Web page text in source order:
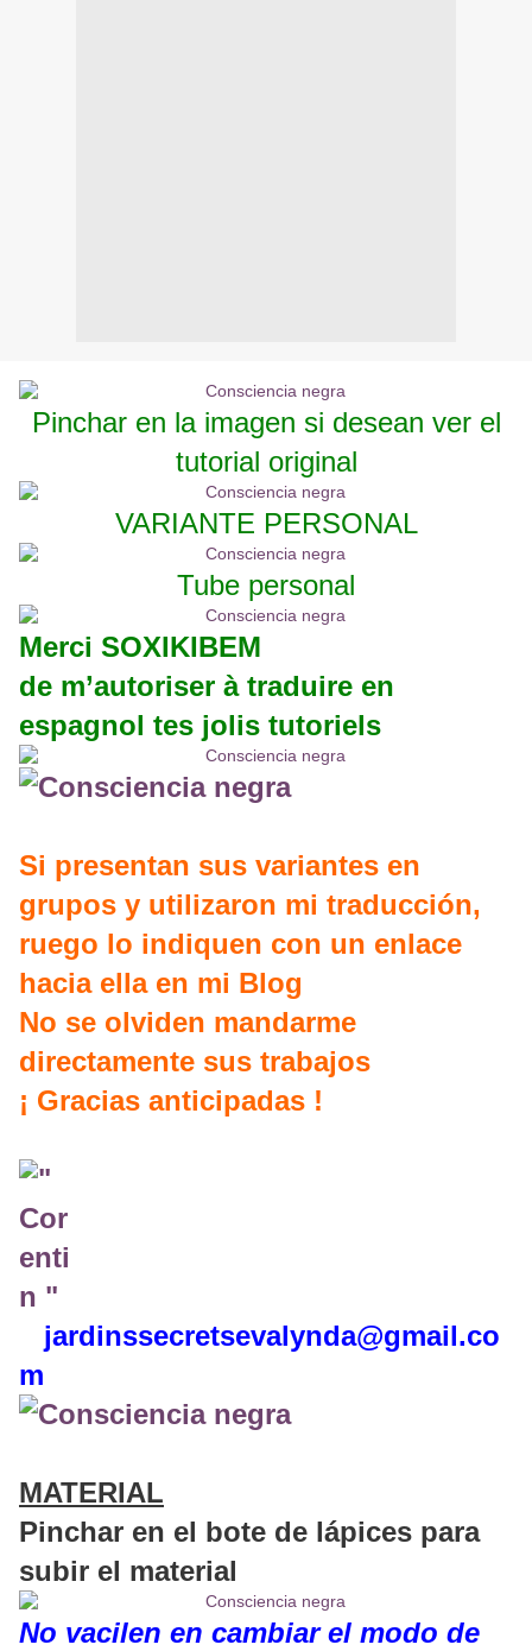
Pinchar en la imagen si desean ver el
tutorial original
VARIANTE PERSONAL
Tube personal
Merci SOXIKIBEM
de m’autoriser à traduire en
espagnol tes jolis tutoriels
Si presentan sus variantes en
grupos y utilizaron mi traducción,
ruego lo indiquen con un enlace
hacia ella en mi Blog
No se olviden mandarme
directamente sus trabajos
¡ Gracias anticipadas !
jardinssecretsevalynda@gmail.co
m
MATERIAL
Pinchar en el bote de lápices para
subir el material
No vacilen en cambiar el modo de